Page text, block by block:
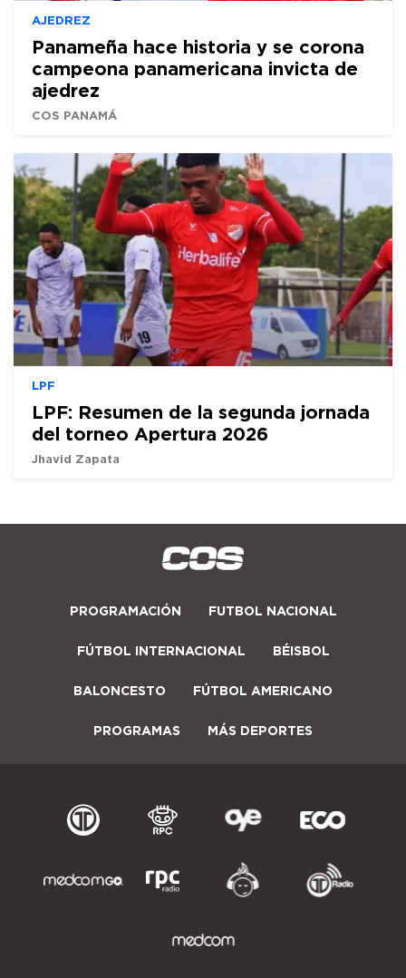
AJEDREZ
Panameña hace historia y se corona
campeona panamericana invicta de
ajedrez
COS PANAMÁ
LPF
LPF: Resumen de la segunda jornada
del torneo Apertura 2026
Jhavid Zapata
PROGRAMACIÓN FUTBOL NACIONAL
FÚTBOL INTERNACIONAL BÉISBOL
BALONCESTO FÚTBOL AMERICANO
PROGRAMAS MÁS DEPORTES